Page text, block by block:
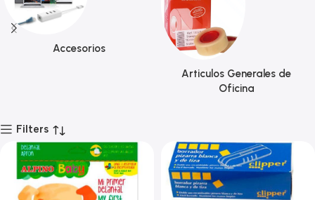
Accesorios
Articulos Generales de
Oficina
Filters